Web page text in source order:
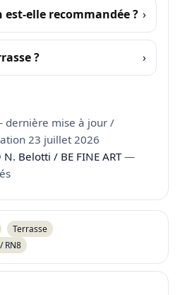
est-elle recommandée ?
?
dernière mise à jour /
23 juillet 2026
N. Belotti / BE FINE ART—
Terrasse
RN8